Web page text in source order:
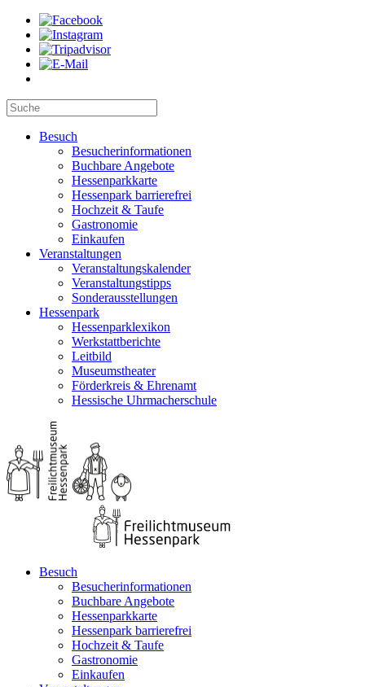
Besuch
Besucherinformationen
Buchbare Angebote
Hessenparkkarte
Hessenpark barrierefrei
Hochzeit & Taufe
Gastronomie
Einkaufen
Veranstaltungen
Veranstaltungskalender
Veranstaltungstipps
Sonderausstellungen
Hessenpark
Hessenparklexikon
Werkstattberichte
Leitbild
Museumstheater
Förderkreis & Ehrenamt
Hessische Uhrmacherschule
Besuch
Besucherinformationen
Buchbare Angebote
Hessenparkkarte
Hessenpark barrierefrei
Hochzeit & Taufe
Gastronomie
Einkaufen